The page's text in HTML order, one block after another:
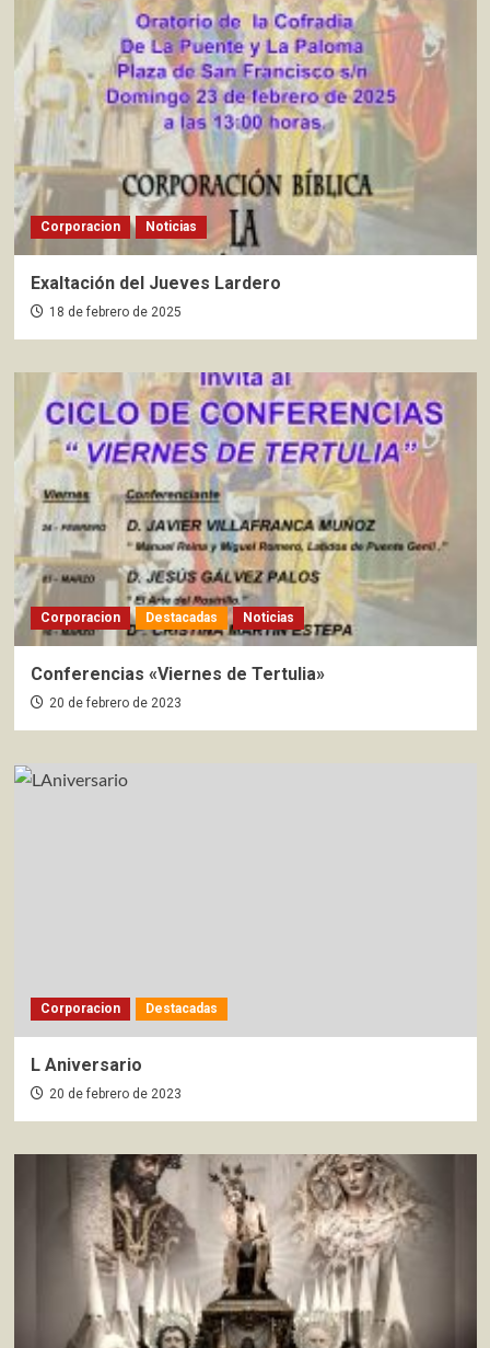
Corporacion Noticias
Exaltación del Jueves Lardero
18 de febrero de 2025
Corporacion Destacadas Noticias
Conferencias «Viernes de Tertulia»
20 de febrero de 2023
Corporacion Destacadas
L Aniversario
20 de febrero de 2023